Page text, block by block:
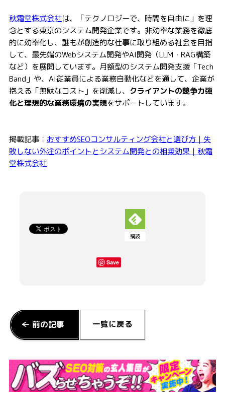
秋霜堂株式会社は、「テクノロジーで、時間を自由に」を理
念とする東京のシステム開発企業です。非効率な業務を徹底
的に効率化し、誰もが創造的な仕事に取り組める社会を目指
して、最先端のWebシステム開発やAI開発（LLM・RAG構築
など）を展開しています。月額型のシステム開発支援「Tech
Band」や、AI従業員による業務自動化などを通して、企業が
抱える「無駄なコスト」を削減し、 クライアントの競争力強
化と理想的な業務環境の実現をサポートしています。
掲載記事： おすすめSEOコンサルティング会社と選び方｜失
敗しない外注のポイントとシステム開発との相乗効果｜秋霜
堂株式会社
購読
Save
前の記事 一覧に戻る